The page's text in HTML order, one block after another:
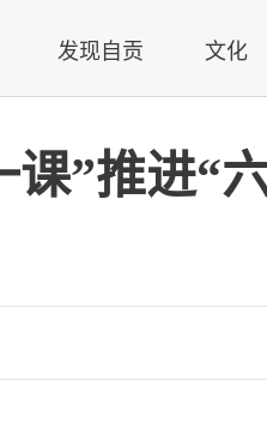
发现自贡 文化
课”推进“